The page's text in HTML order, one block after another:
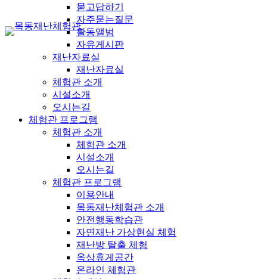
묻고답하기
자주묻는질문
활동앨범
자유게시판
재난자료실
재난자료실
체험관 소개
시설소개
오시는길
체험관 프로그램
체험관 소개
체험관 소개
시설소개
오시는길
체험관 프로그램
이용안내
목동재난체험관 소개
안전행동학습관
자연재난 가상현실 체험
재난방 탈출 체험
옥상휴게공간
온라인 체험관